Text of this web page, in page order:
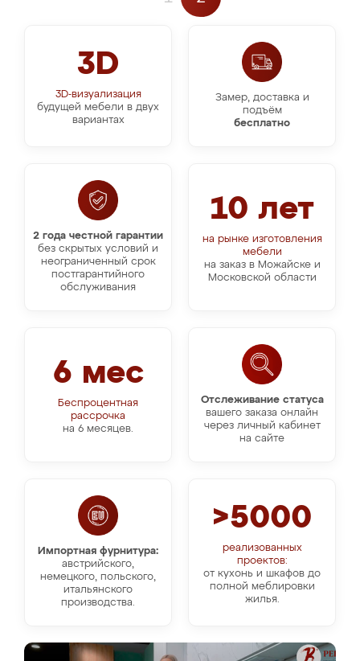
3D
3D-визуализация
будущей мебели в двух
вариантах
Замер, доставка и
подъём
бесплатно
10 лет
на рынке изготовления
мебели
на заказ в Можайске и
Московской области
2 года честной гарантии
без скрытых условий и
неограниченный срок
постгарантийного
обслуживания
Отслеживание статуса
вашего заказа онлайн
через личный кабинет
на сайте
6 мес
Беспроцентная
рассрочка
на 6 месяцев.
Импортная фурнитура:
австрийского,
немецкого, польского,
итальянского
производства.
>5000
реализованных
проектов:
от кухонь и шкафов до
полной меблировки
жилья.